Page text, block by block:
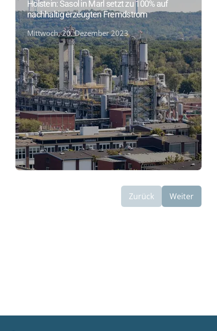
Holstein: Sasol in Marl setzt zu 100% auf
nachhaltig erzeugten Fremdstrom
Mittwoch, 20. Dezember 2023
Zurück Weiter